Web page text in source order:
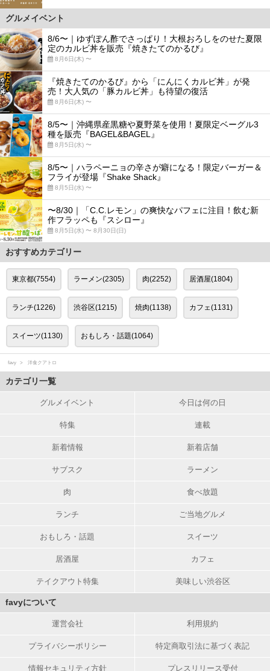
グルメイベント
8/6〜｜ゆずぽん酢でさっぱり！大根おろしをのせた夏限
定のカルビ丼を販売『焼きたてのかるび』
8月6日(木) 〜
『焼きたてのかるび』から「にんにくカルビ丼」が発
売！大人気の「豚カルビ丼」も待望の復活
8月6日(木) 〜
8/5〜｜沖縄県産黒糖や夏野菜を使用！夏限定ベーグル3
種を販売『BAGEL&BAGEL』
8月5日(水) 〜
8/5〜｜ハラペーニョの辛さが癖になる！限定バーガー＆
フライが登場『Shake Shack』
8月5日(水) 〜
〜8/30｜「C.C.レモン」の爽快なパフェに注目！飲む新
作フラッペも『スシロー』
8月5日(水) 〜 8月30日(日)
おすすめカテゴリー
東京都(7554) ラーメン(2305) 肉(2252) 居酒屋(1804)
ランチ(1226) 渋谷区(1215) 焼肉(1138) カフェ(1131)
スイーツ(1130) おもしろ・話題(1064)
favy 洋食クアトロ
カテゴリ一覧
グルメイベント 今日は何の日
特集 連載
新着情報 新着店舗
サブスク ラーメン
肉 食べ放題
ランチ ご当地グルメ
おもしろ・話題 スイーツ
居酒屋 カフェ
テイクアウト特集 美味しい渋谷区
favyについて
運営会社 利用規約
プライバシーポリシー 特定商取引法に基づく表記
情報セキュリティ方針 プレスリリース受付